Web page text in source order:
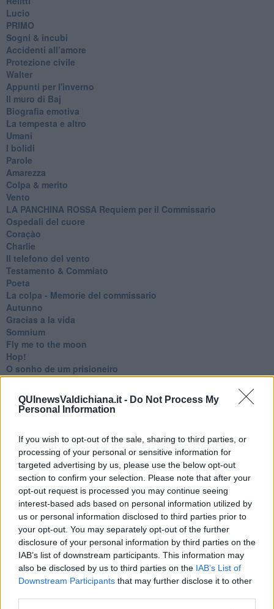
QUInewsValdichiana.it - Do Not Process My
Personal Information
If you wish to opt-out of the sale, sharing to third parties, or
processing of your personal or sensitive information for
targeted advertising by us, please use the below opt-out
section to confirm your selection. Please note that after your
opt-out request is processed you may continue seeing
interest-based ads based on personal information utilized by
us or personal information disclosed to third parties prior to
your opt-out. You may separately opt-out of the further
disclosure of your personal information by third parties on the
IAB’s list of downstream participants. This information may
also be disclosed by us to third parties on the IAB’s List of
Downstream Participants that may further disclose it to other
Lucio
PRIMO
Sogni & incubi
Accidenti all’amore
Protezione civile
Walter
Appunti per l'inverno
Il muro di Baj
Biografia emotiva
La tempesta e altro
Umani
I bolidi
Parole
Amarezza
Colpa & merito
Vento
​LA PANCHINA ROSSA Requiem per il Commissario
Ospedali del cuore
Coraçào
Charlie
Il telefono del vento
Testamento & Commiato
Poeta
​La colpa - Memorie del commissario
Autunno
Gracias a la vida
Somnium
Fly me to the moon
Hop!
O sonho de um prisioneiro
Memòrias
Sto qui
Scrivi
Veglia
​“D” come delitto
Belle lettere
25 Aprile
Todo el bien, todo el mal
Silenzio
Le parole
​L’Australiana
Le stelle del jazz
Vita & morte
Auguri
Passanti